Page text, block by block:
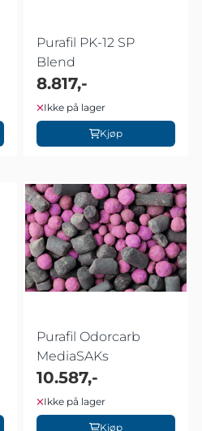
Purafil PK-12 SP
Blend
8.817,-
Ikke på lager
Kjøp
Purafil Odorcarb
MediaSAKs
10.587,-
Ikke på lager
Kjøp